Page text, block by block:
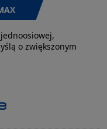
o zwiększonym